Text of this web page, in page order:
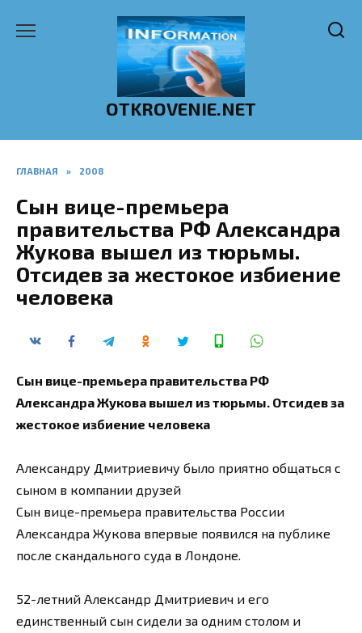
OTKROVENIE.NET
ГЛАВНАЯ » 2008
Сын вице-премьера
правительства РФ Александра
Жукова вышел из тюрьмы.
Отсидев за жестокое избиение
человека
Сын вице-премьера правительства РФ
Александра Жукова вышел из тюрьмы. Отсидев за
жестокое избиение человека
Александру Дмитриевичу было приятно общаться с
сыном в компании друзей
Сын вице-премьера правительства России
Александра Жукова впервые появился на публике
после скандального суда в Лондоне.
52-летний Александр Дмитриевич и его
единственный сын сидели за одним столом и